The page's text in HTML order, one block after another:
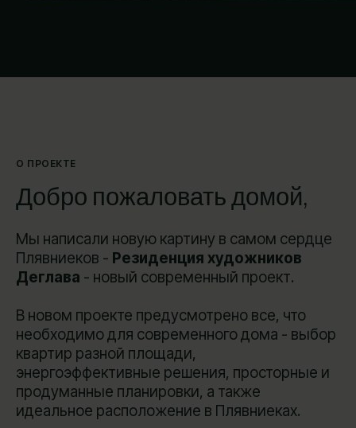
О ПРОЕКТЕ
Добро пожаловать домой,
Мы написали новую картину в самом сердце
Плявниеков - Резиденция художников
Деглава - новый современный проект.
В новом проекте предусмотрено все, что
необходимо для современного дома - выбор
квартир разной площади,
энергоэффективные решения, просторные и
продуманные планировки, а также
идеальное расположение в Плявниеках.